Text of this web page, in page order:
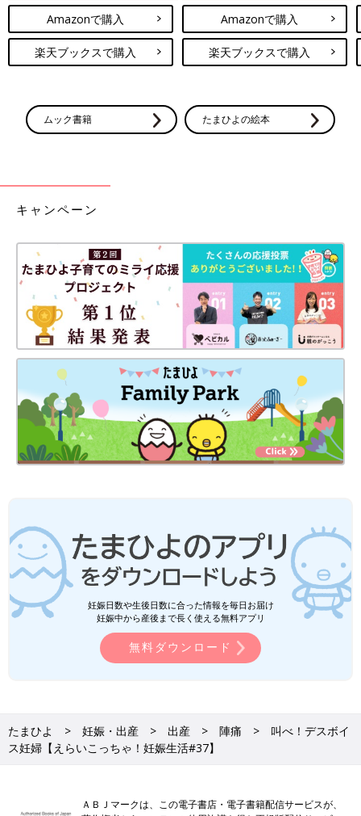
Amazonで購入
楽天ブックスで購入
Amazonで購入
楽天ブックスで購入
ムック書籍 たまひよの絵本
キャンペーン
妊娠日数や生後日数に合った情報を毎日お届け
妊娠中から産後まで長く使える無料アプリ
無料ダウンロード
たまひよ 妊娠・出産 出産 陣痛
叫べ！デスボイ
ス妊婦【えらいこっちゃ！妊娠生活#37】
ＡＢＪマークは、この電子書店・電子書籍配信サービスが、